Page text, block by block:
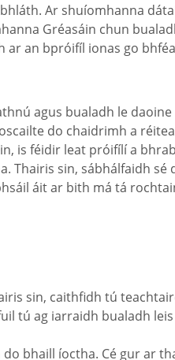
Ar shuíomhanna
Gréasáin chun
an bpróifíl ionas go
agus bualadh le daoine
do chaidrimh a
is féidir leat próifílí a
Thairis sin, sábhálfaidh sé
áit ar bith má tá
sin, caithfidh tú
tú ag iarraidh bualadh
bhaill íoctha. Cé gur ar